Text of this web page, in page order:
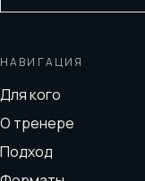
НАВИГАЦИЯ
Для кого
О тренере
Подход